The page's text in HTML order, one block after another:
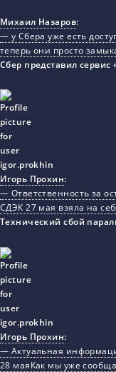
Михаил Назаров:
— у Сбера уже есть
теперь они просто
Сбер представил сервис
Игорь Прохин:
— Ответственность за
СДЭК 27 мая взяла на
Технический сбой
Игорь Прохин:
— Актуальная
28 маяКак мы уже